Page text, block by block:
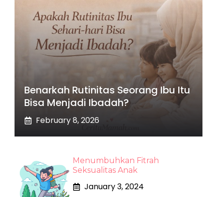
Benarkah Rutinitas Seorang Ibu Itu
Bisa Menjadi Ibadah?
February 8, 2026
Menumbuhkan Fitrah
Seksualitas Anak
January 3, 2024